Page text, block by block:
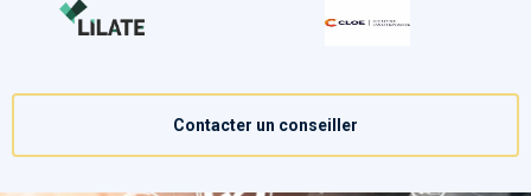
Contacter un conseiller